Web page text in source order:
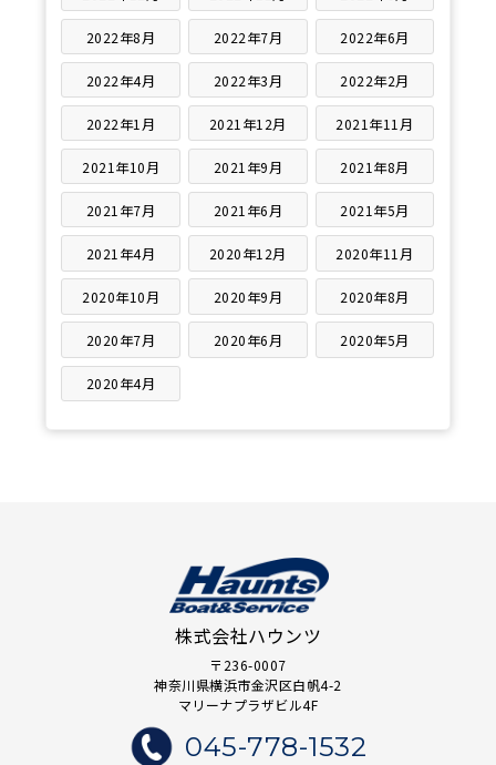
2022年8月 2022年7月 2022年6月
2022年4月 2022年3月 2022年2月
2022年1月 2021年12月 2021年11月
2021年10月 2021年9月 2021年8月
2021年7月 2021年6月 2021年5月
2021年4月 2020年12月 2020年11月
2020年10月 2020年9月 2020年8月
2020年7月 2020年6月 2020年5月
2020年4月
株式会社ハウンツ
〒236-0007
神奈川県横浜市金沢区白帆4-2
マリーナプラザビル4F
045-778-1532